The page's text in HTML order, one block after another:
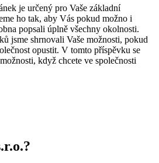
je určený pro Vaše základní
ho tak, aby Vás pokud možno i
popsali úplně všechny okolnosti.
jsme shrnovali Vaše možnosti, pokud
opustit. V tomto příspěvku se
když chcete ve společnosti